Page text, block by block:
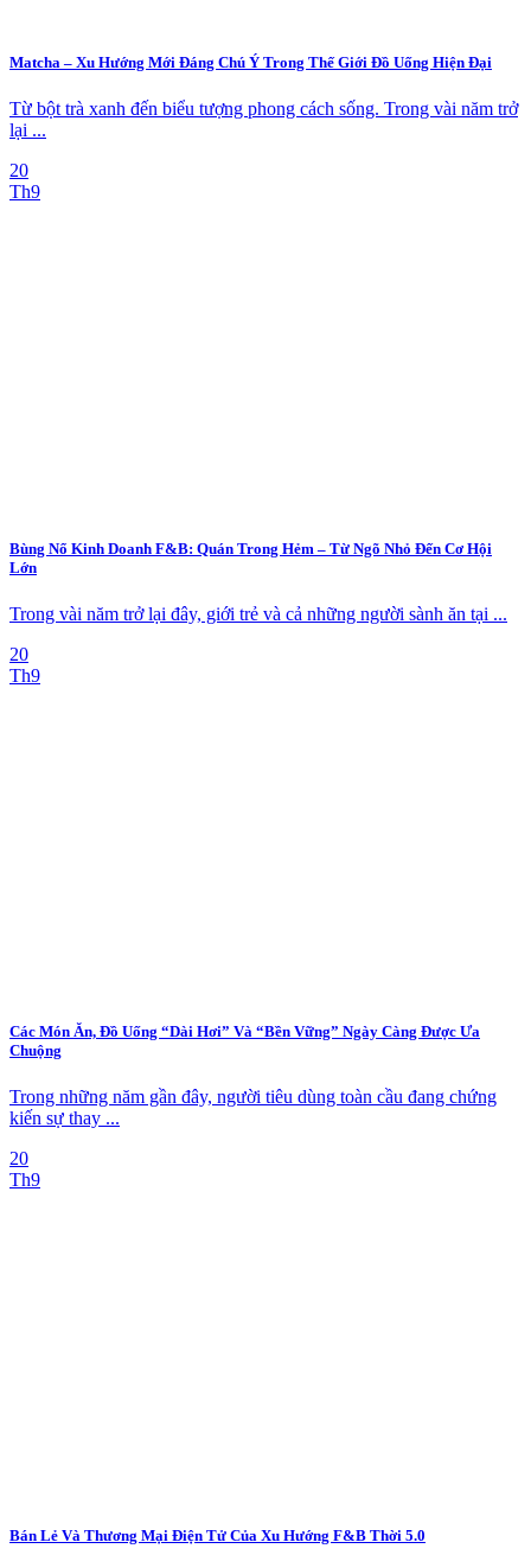
Matcha – Xu Hướng Mới Đáng Chú Ý Trong Thế Giới Đồ Uống Hiện Đại
Từ bột trà xanh đến biểu tượng phong cách sống. Trong vài năm trở
lại ...
20
Th9
Bùng Nổ Kinh Doanh F&B: Quán Trong Hẻm – Từ Ngõ Nhỏ Đến Cơ Hội
Lớn
Trong vài năm trở lại đây, giới trẻ và cả những người sành ăn tại ...
20
Th9
Các Món Ăn, Đồ Uống “Dài Hơi” Và “Bền Vững” Ngày Càng Được Ưa
Chuộng
Trong những năm gần đây, người tiêu dùng toàn cầu đang chứng
kiến sự thay ...
20
Th9
Bán Lẻ Và Thương Mại Điện Tử Của Xu Hướng F&B Thời 5.0